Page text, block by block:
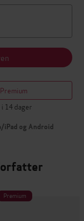
14 dager
iPad og Android
Premium